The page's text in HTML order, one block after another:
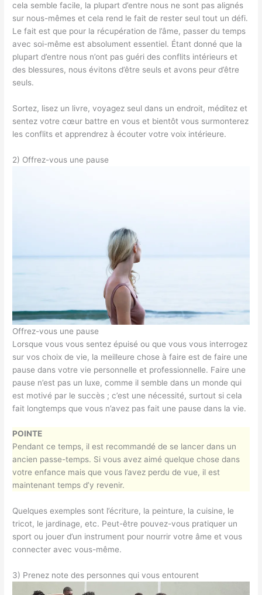
cela semble facile, la plupart d’entre nous ne sont pas alignés
sur nous-mêmes et cela rend le fait de rester seul tout un défi.
Le fait est que pour la récupération de l’âme, passer du temps
avec soi-même est absolument essentiel. Étant donné que la
plupart d’entre nous n’ont pas guéri des conflits intérieurs et
des blessures, nous évitons d’être seuls et avons peur d’être
seuls.
Sortez, lisez un livre, voyagez seul dans un endroit, méditez et
sentez votre cœur battre en vous et bientôt vous surmonterez
les conflits et apprendrez à écouter votre voix intérieure.
2) Offrez-vous une pause
Offrez-vous une pause
Lorsque vous vous sentez épuisé ou que vous vous interrogez
sur vos choix de vie, la meilleure chose à faire est de faire une
pause dans votre vie personnelle et professionnelle. Faire une
pause n’est pas un luxe, comme il semble dans un monde qui
est motivé par le succès ; c’est une nécessité, surtout si cela
fait longtemps que vous n’avez pas fait une pause dans la vie.
POINTE
Pendant ce temps, il est recommandé de se lancer dans un
ancien passe-temps. Si vous avez aimé quelque chose dans
votre enfance mais que vous l’avez perdu de vue, il est
maintenant temps d’y revenir.
Quelques exemples sont l’écriture, la peinture, la cuisine, le
tricot, le jardinage, etc. Peut-être pouvez-vous pratiquer un
sport ou jouer d’un instrument pour nourrir votre âme et vous
connecter avec vous-même.
3) Prenez note des personnes qui vous entourent